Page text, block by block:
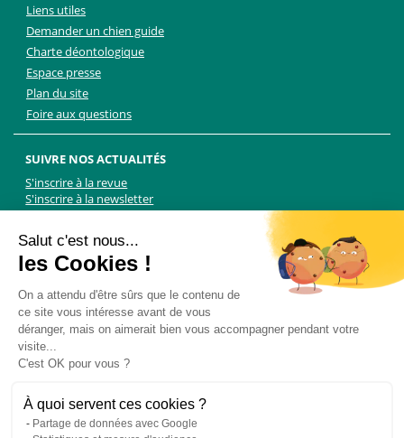
Liens utiles
Demander un chien guide
Charte déontologique
Espace presse
Plan du site
Foire aux questions
SUIVRE NOS ACTUALITÉS
S'inscrire à la revue
S'inscrire à la newsletter
TikTok
NOUS CONTACTER
Les Chiens Guides d'aveugles - FFAC
71 rue de Bagnolet, 75020 Paris
01 44 64 89 89
Formulaire de contact
Pour les demandes presse, contactez Martin Kolle :
martin.kolle@lobbycom.fr
06 89 70 17 51
Salut c'est nous...
les Cookies !
On a attendu d'être sûrs que le contenu de
ce site vous intéresse avant de vous
déranger, mais on aimerait bien vous accompagner pendant votre
visite...
C'est OK pour vous ?
À quoi servent ces cookies ?
Partage de données avec Google